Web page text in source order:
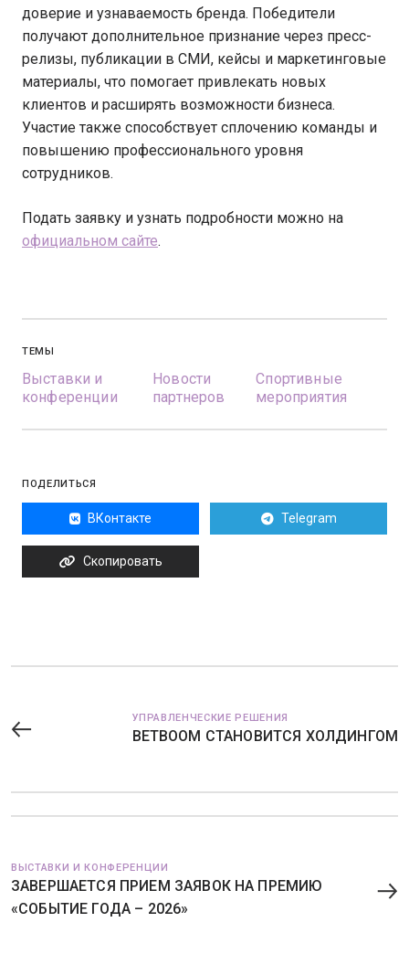
доверие и узнаваемость бренда. Победители
получают дополнительное признание через пресс-
релизы, публикации в СМИ, кейсы и маркетинговые
материалы, что помогает привлекать новых
клиентов и расширять возможности бизнеса.
Участие также способствует сплочению команды и
повышению профессионального уровня
сотрудников.
Подать заявку и узнать подробности можно на
официальном сайте.
ТЕМЫ
Выставки и
конференции
Новости
партнеров
Спортивные
мероприятия
ПОДЕЛИТЬСЯ
ВКонтакте Telegram
Скопировать
УПРАВЛЕНЧЕСКИЕ РЕШЕНИЯ
BETBOOM СТАНОВИТСЯ ХОЛДИНГОМ
ВЫСТАВКИ И КОНФЕРЕНЦИИ
ЗАВЕРШАЕТСЯ ПРИЕМ ЗАЯВОК НА ПРЕМИЮ
«СОБЫТИЕ ГОДА – 2026»